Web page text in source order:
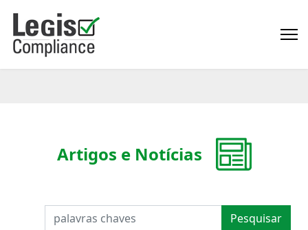
PESQUISAR Pesquisar
Artigos e Notícias